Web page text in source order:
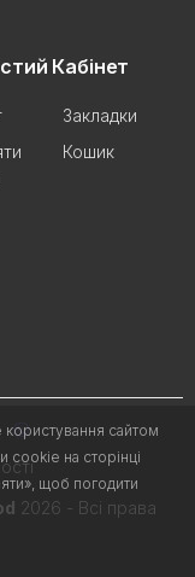
Кабінет
Закладки
Кошик
2026 - Всі права
сайтом
cookie на сторінці
щоб погодити